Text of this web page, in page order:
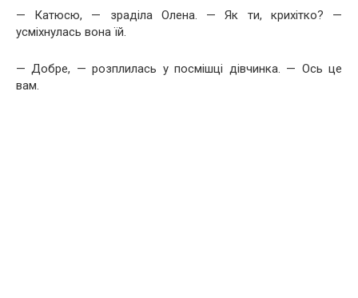
— Катюсю, — зраділа Олена. — Як ти, крихітко? —
усміхнулась вона їй.
— Добре, — розплилась у посмішці дівчинка. — Ось це
вам.